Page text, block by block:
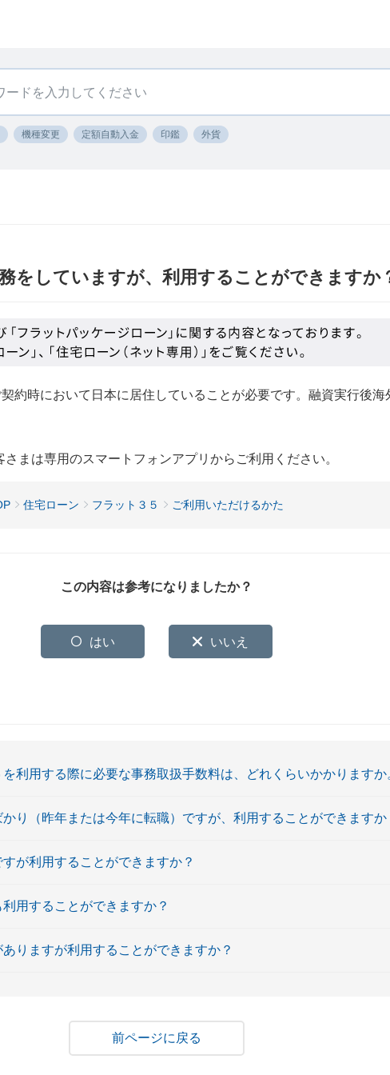
機種変更 定額自動入金 印鑑 外貨
をしていますが、利用することができますか
約時において日本に居住していることが必要です。融資実行後
まは専用のスマートフォンアプリからご利用ください。
住宅ローン フラット３５ ご利用いただけるかた
この内容は参考になりましたか？
はい いいえ
利用する際に必要な事務取扱手数料は、どれくらいかかりますか
かり（昨年または今年に転職）ですが、利用することができますか
が利用することができますか？
用することができますか？
りますが利用することができますか？
戻る